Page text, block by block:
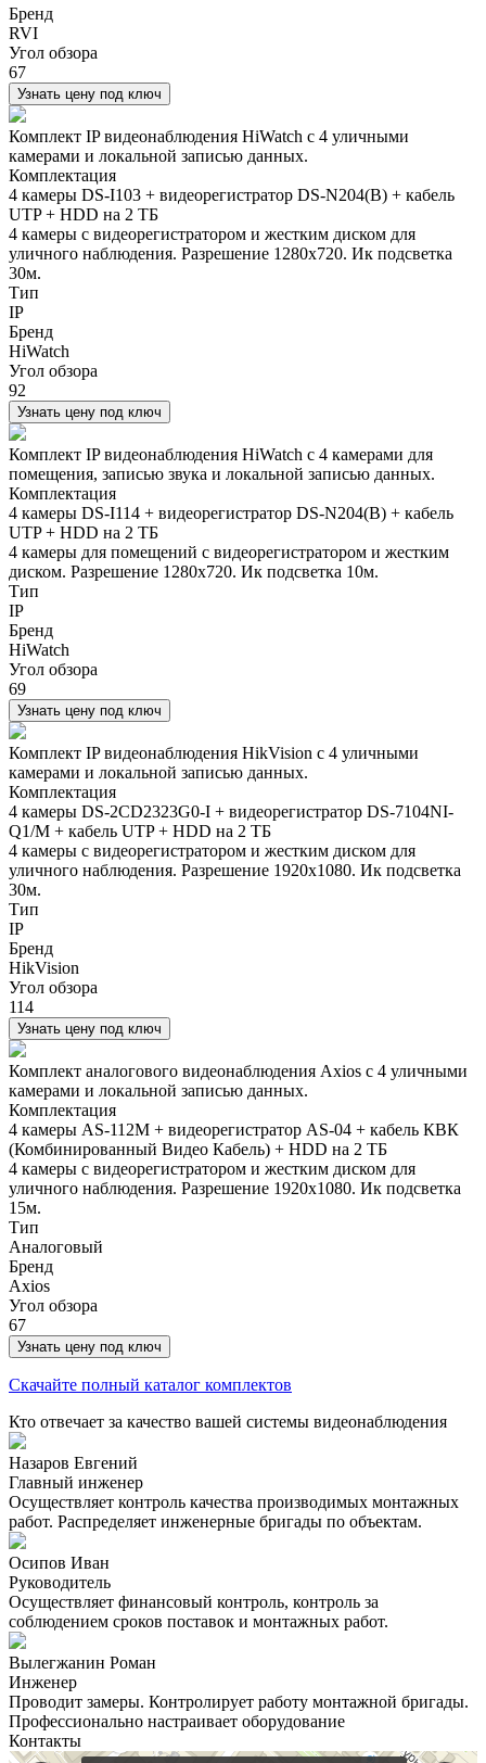
Бренд
RVI
Угол обзора
67
Узнать цену под ключ
Комплект IP видеонаблюдения HiWatch с 4 уличными
камерами и локальной записью данных.
Комплектация
4 камеры DS-I103 + видеорегистратор DS-N204(B) + кабель
UTP + HDD на 2 ТБ
4 камеры с видеорегистратором и жестким диском для
уличного наблюдения. Разрешение 1280х720. Ик подсветка
30м.
Тип
IP
Бренд
HiWatch
Угол обзора
92
Узнать цену под ключ
Комплект IP видеонаблюдения HiWatch с 4 камерами для
помещения, записью звука и локальной записью данных.
Комплектация
4 камеры DS-I114 + видеорегистратор DS-N204(B) + кабель
UTP + HDD на 2 ТБ
4 камеры для помещений с видеорегистратором и жестким
диском. Разрешение 1280х720. Ик подсветка 10м.
Тип
IP
Бренд
HiWatch
Угол обзора
69
Узнать цену под ключ
Комплект IP видеонаблюдения HikVision с 4 уличными
камерами и локальной записью данных.
Комплектация
4 камеры DS-2CD2323G0-I + видеорегистратор DS-7104NI-
Q1/M + кабель UTP + HDD на 2 ТБ
4 камеры с видеорегистратором и жестким диском для
уличного наблюдения. Разрешение 1920х1080. Ик подсветка
30м.
Тип
IP
Бренд
HikVision
Угол обзора
114
Узнать цену под ключ
Комплект аналогового видеонаблюдения Axios с 4 уличными
камерами и локальной записью данных.
Комплектация
4 камеры AS-112M + видеорегистратор AS-04 + кабель КВК
(Комбинированный Видео Кабель) + HDD на 2 ТБ
4 камеры с видеорегистратором и жестким диском для
уличного наблюдения. Разрешение 1920х1080. Ик подсветка
15м.
Тип
Аналоговый
Бренд
Axios
Угол обзора
67
Узнать цену под ключ
Скачайте полный каталог комплектов
Кто отвечает за качество вашей системы видеонаблюдения
Назаров Евгений
Главный инженер
Осуществляет контроль качества производимых монтажных
работ. Распределяет инженерные бригады по объектам.
Осипов Иван
Руководитель
Осуществляет финансовый контроль, контроль за
соблюдением сроков поставок и монтажных работ.
Вылегжанин Роман
Инженер
Проводит замеры. Контролирует работу монтажной бригады.
Профессионально настраивает оборудование
Контакты